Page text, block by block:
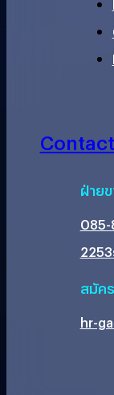
Contact
ฝ่าย
2253
สมัค
hr-